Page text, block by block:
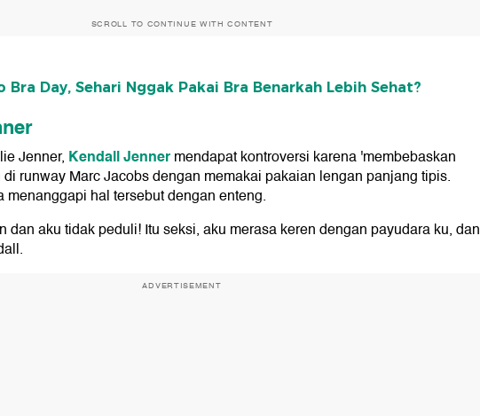
SCROLL TO CONTINUE WITH CONTENT
Bra Day, Sehari Nggak Pakai Bra Benarkah Lebih Sehat?
Jenner, Kendall Jennermendapat kontroversi karena 'membebaskan
runway Marc Jacobs dengan memakai pakaian lengan panjang tipis.
menanggapi hal tersebut dengan enteng.
dan aku tidak peduli! Itu seksi, aku merasa keren dengan payudara ku, dan
ADVERTISEMENT